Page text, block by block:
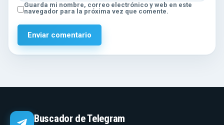
Guarda mi nombre, correo electrónico y web en este
navegador para la próxima vez que comente.
Buscador de Telegram